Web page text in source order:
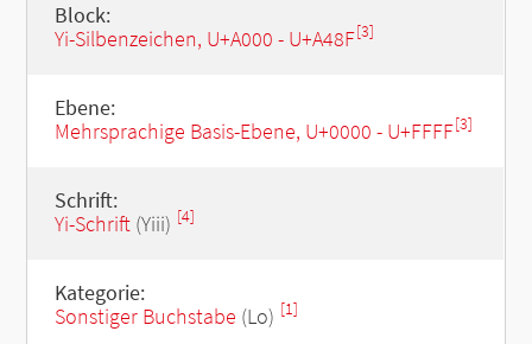
Block:
Yi-Silbenzeichen, U+A000 - U+A48F[3]
Ebene:
Mehrsprachige Basis-Ebene, U+0000 - U+FFFF[3]
Schrift:
Yi-Schrift(Yiii) [4]
Kategorie:
Sonstiger Buchstabe (Lo) [1]